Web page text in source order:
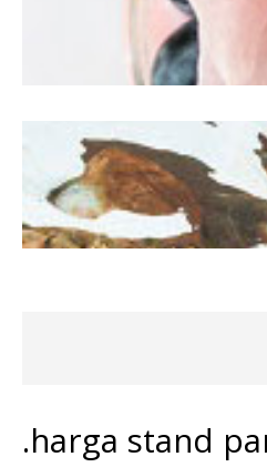
.harga stand